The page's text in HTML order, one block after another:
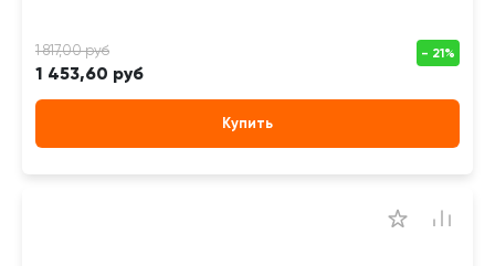
1 453,60 руб
Купить